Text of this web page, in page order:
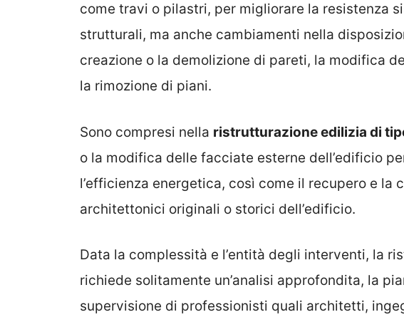
come travi o pilastri, per migliorare la resistenza
strutturali, ma anche cambiamenti nella
creazione o la demolizione di pareti, la modifica
la rimozione di piani.
Sono compresi nella ristrutturazione edilizia di
o la modifica delle facciate esterne dell’edificio
l’efficienza energetica, così come il recupero e la
architettonici originali o storici dell’edificio.
Data la complessità e l’entità degli interventi, la
richiede solitamente un’analisi approfondita, la
supervisione di professionisti quali architetti,